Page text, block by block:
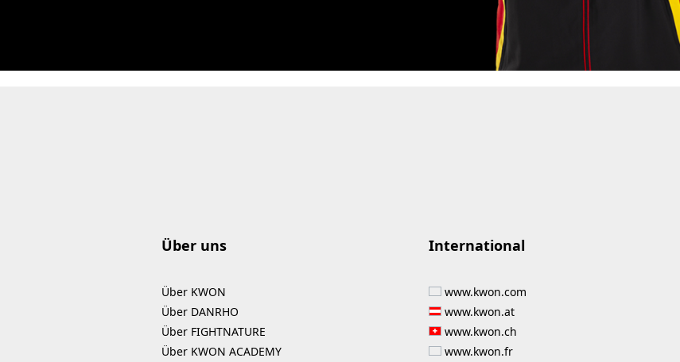
Über uns
Über KWON
Über DANRHO
Über FIGHTNATURE
Über KWON ACADEMY
International
www.kwon.com
www.kwon.at
www.kwon.ch
www.kwon.fr